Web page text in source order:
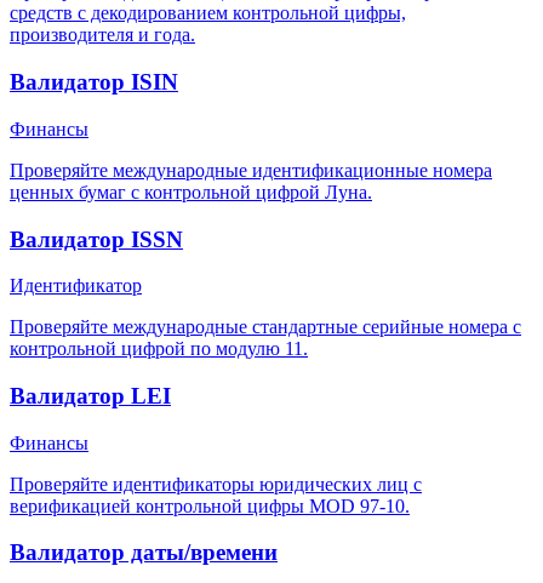
средств с декодированием контрольной цифры,
производителя и года.
Валидатор ISIN
Финансы
Проверяйте международные идентификационные номера
ценных бумаг с контрольной цифрой Луна.
Валидатор ISSN
Идентификатор
Проверяйте международные стандартные серийные номера с
контрольной цифрой по модулю 11.
Валидатор LEI
Финансы
Проверяйте идентификаторы юридических лиц с
верификацией контрольной цифры MOD 97-10.
Валидатор даты/времени